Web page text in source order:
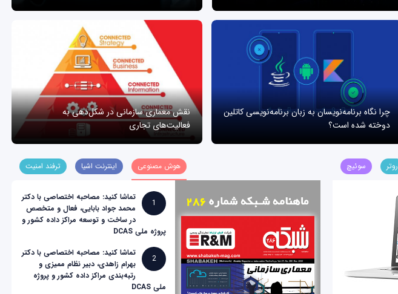
چرا نگاه برنامه‌نویسان به زبان برنامه‌نویسی کاتلین
دوخته شده است؟
نقش معماری سازمانی در شکل‌دهی به
فعالیت‌های تجاری
روتر سوئیچ هوش مصنوعی اینترنت اشیا ترفند امنیت
1
تماشا کنید: مصاحبه اختصاصی با دکتر
محمد جواد بابایی، فعال و متخصص
در ساخت و توسعه مراکز داده کشور و
پروژه ملی DCAS
2
تماشا کنید: مصاحبه اختصاصی با دکتر
بهرام زاهدی، دبیر نظام ممیزی و
رتبه‌بندی مراکز داده کشور و پروژه
ملی DCAS